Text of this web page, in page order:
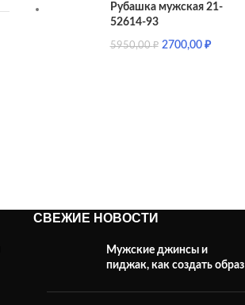
Рубашка мужская 21-
52614-93
5950,00₽ 2700,00 ₽
СВЕЖИЕ НОВОСТИ
Мужские джинсы и
пиджак, как создать образ